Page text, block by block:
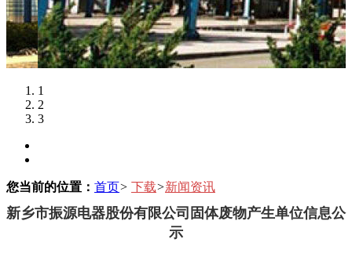
1
2
3
您当前的位置： 首页> 下载>新闻资讯
新乡市振源电器股份有限公司固体废物产生单位信息公
示